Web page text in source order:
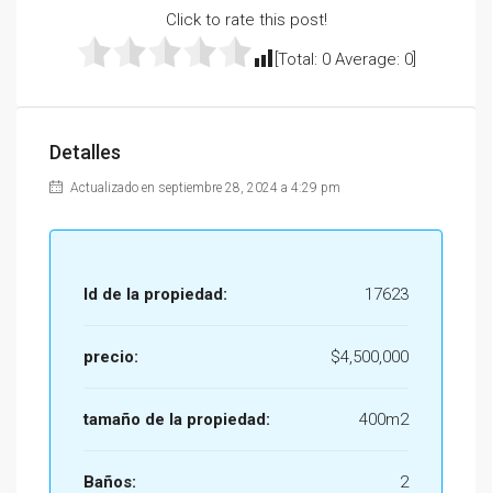
Click to rate this post!
[Total: 0Average: 0]
Detalles
Actualizado en septiembre 28, 2024 a 4:29 pm
Id de la propiedad: 17623
precio: $4,500,000
tamaño de la propiedad: 400m2
Baños: 2